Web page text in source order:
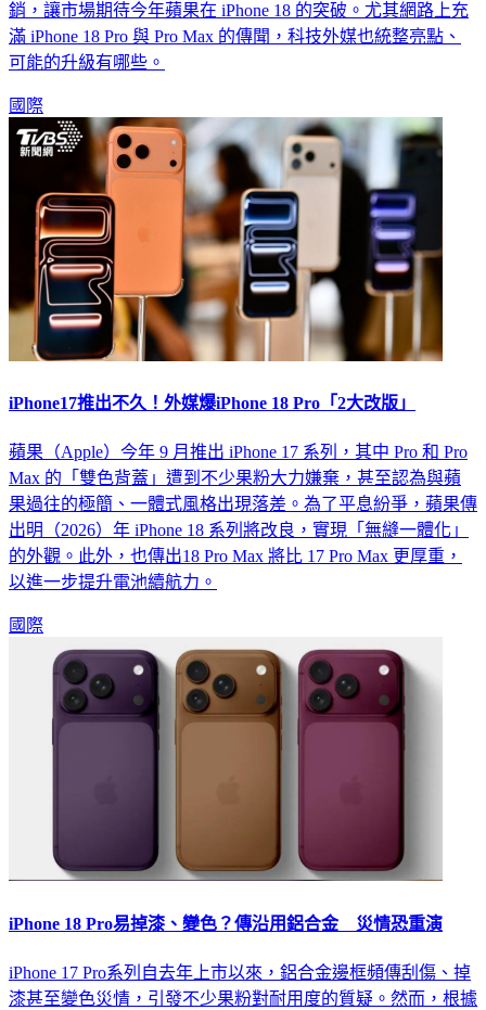
銷，讓市場期待今年蘋果在 iPhone 18 的突破。尤其網路上充
滿 iPhone 18 Pro 與 Pro Max 的傳聞，科技外媒也統整亮點、
可能的升級有哪些。
國際
iPhone17推出不久！外媒爆iPhone 18 Pro「2大改版」
蘋果（Apple）今年 9 月推出 iPhone 17 系列，其中 Pro 和 Pro
Max 的「雙色背蓋」遭到不少果粉大力嫌棄，甚至認為與蘋
果過往的極簡、一體式風格出現落差。為了平息紛爭，蘋果傳
出明（2026）年 iPhone 18 系列將改良，實現「無縫一體化」
的外觀。此外，也傳出18 Pro Max 將比 17 Pro Max 更厚重，
以進一步提升電池續航力。
國際
iPhone 18 Pro易掉漆、變色？傳沿用鋁合金 災情恐重演
iPhone 17 Pro系列自去年上市以來，鋁合金邊框頻傳刮傷、掉
漆甚至變色災情，引發不少果粉對耐用度的質疑。然而，根據